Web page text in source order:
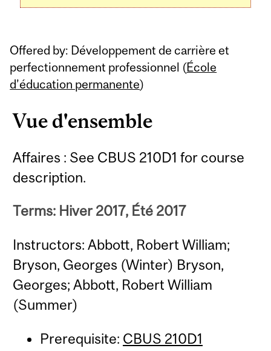
Offered by: Développement de carrière et
perfectionnement professionnel (École
d’éducation permanente)
Vue d'ensemble
Affaires : See CBUS 210D1 for course
description.
Terms: Hiver 2017, Été 2017
Instructors: Abbott, Robert William;
Bryson, Georges (Winter) Bryson,
Georges; Abbott, Robert William
(Summer)
Prerequisite: CBUS 210D1